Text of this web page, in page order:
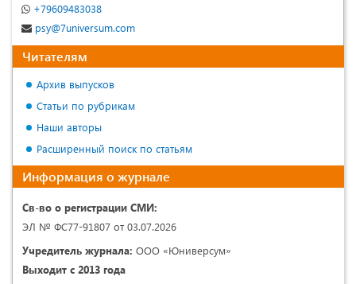
+79609483038
psy@7universum.com
Читателям
Архив выпусков
Статьи по рубрикам
Наши авторы
Расширенный поиск по статьям
Информация о журнале
Св-во о регистрации СМИ:
ЭЛ № ФС77-91807 от 03.07.2026
Учредитель журнала: ООО «Юниверсум»
Выходит с 2013 года